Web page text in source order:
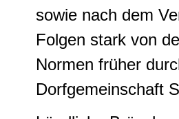
sowie nach dem
Folgen stark von
Normen früher
Dorfgemeinschaft